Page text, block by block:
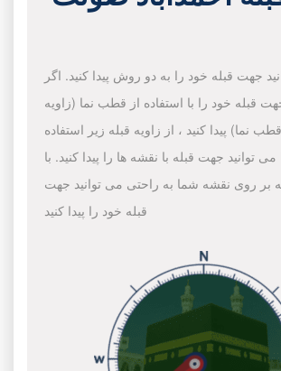
جهت قبله خود را به دو روش پیدا کنید. اگر
قبله خود را با استفاده از قطب نما (زاویه
نما) پیدا کنید ، از زاویه قبله زیر استفاده
توانید جهت قبله با نقشه ها را پیدا کنید. با
روی نقشه شما به راحتی می توانید جهت
قبله خود را پیدا کنید